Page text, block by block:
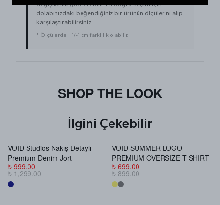
değişkenlik gösterebilir. En doğru seçim için
dolabınızdaki beğendiğiniz bir ürünün ölçülerini alıp
karşılaştırabilirsiniz.
* Ölçülerde +1/-1 cm farklılık olabilir.
SHOP THE LOOK
İlgini Çekebilir
VOID Studios Nakış Detaylı
Premium Denim Jort
₺ 999.00
₺ 1,299.00
VOID SUMMER LOGO
PREMIUM OVERSIZE T-SHIRT
₺ 699.00
₺ 899.00